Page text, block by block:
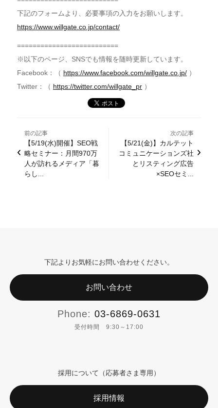
下記のフォームより、必要事項の入力をお願いします。
https://www.willgate.co.jp/contact/
==========================
※以下のページ、SNSでも情報を随時更新しています。
Facebook：（ https://www.facebook.com/willgate.co.jp/ ）
Twitter：（ https://twitter.com/willgate_pr ）
前の記事
【5/19(水)開催】SEO戦
略セミナー：月間970万
人が訪れるメディア「暮
らし...
次の記事
【5/21(金)】カルテット
コミュニケーションズ社
とリスティング広告
×SEOセミ...
下記よりお気軽にお問い合わせください。
お問い合わせ
Phone: 03-6869-0631
受付時間 9:30～17:00
採用について（応募者さま専用）
採用情報